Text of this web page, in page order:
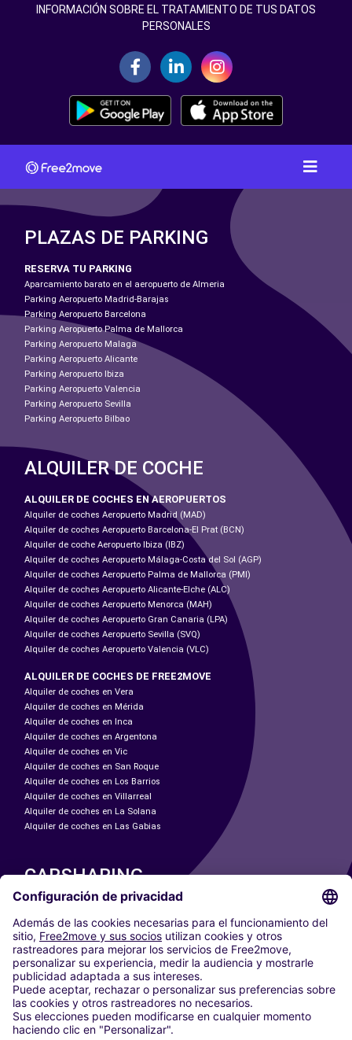
INFORMACIÓN SOBRE EL TRATAMIENTO DE TUS DATOS
PERSONALES
PLAZAS DE PARKING
RESERVA TU PARKING
Aparcamiento barato en el aeropuerto de Almeria
Parking Aeropuerto Madrid-Barajas
Parking Aeropuerto Barcelona
Parking Aeropuerto Palma de Mallorca
Parking Aeropuerto Malaga
Parking Aeropuerto Alicante
Parking Aeropuerto Ibiza
Parking Aeropuerto Valencia
Parking Aeropuerto Sevilla
Parking Aeropuerto Bilbao
ALQUILER DE COCHE
ALQUILER DE COCHES EN AEROPUERTOS
Alquiler de coches Aeropuerto Madrid (MAD)
Alquiler de coches Aeropuerto Barcelona-El Prat (BCN)
Alquiler de coche Aeropuerto Ibiza (IBZ)
Alquiler de coches Aeropuerto Málaga-Costa del Sol (AGP)
Alquiler de coches Aeropuerto Palma de Mallorca (PMI)
Alquiler de coches Aeropuerto Alicante-Elche (ALC)
Alquiler de coches Aeropuerto Menorca (MAH)
Alquiler de coches Aeropuerto Gran Canaria (LPA)
Alquiler de coches Aeropuerto Sevilla (SVQ)
Alquiler de coches Aeropuerto Valencia (VLC)
ALQUILER DE COCHES DE FREE2MOVE
Alquiler de coches en Vera
Alquiler de coches en Mérida
Alquiler de coches en Inca
Alquiler de coches en Argentona
Alquiler de coches en Vic
Alquiler de coches en San Roque
Alquiler de coches en Los Barrios
Alquiler de coches en Villarreal
Alquiler de coches en La Solana
Alquiler de coches en Las Gabias
CARSHARING
NUESTRAS CIUDADES
Paris
Madrid
Washington DC
Milán
Roma
Turín
Viena
Berlín